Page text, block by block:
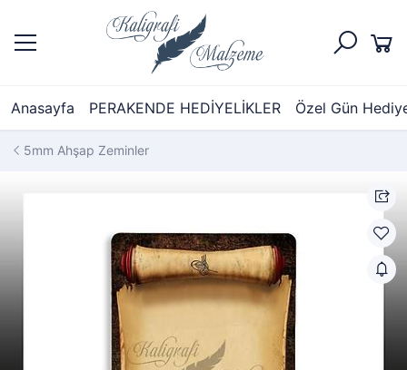
Anasayfa PERAKENDE HEDİYELİKLER Özel Gün
5mm Ahşap Zeminler